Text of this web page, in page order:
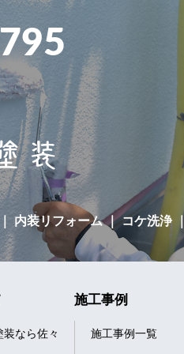
内装リフォーム｜ コケ洗浄
なら佐々
施工事例
施工事例一覧